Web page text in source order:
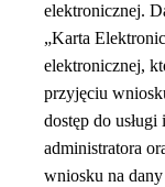
elektronicznej.
„Karta
elektronicznej,
przyjęciu
dostęp do
administratora
wniosku na